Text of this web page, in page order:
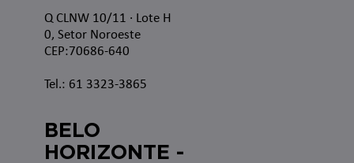
Q CLNW 10/11 · Lote H
0, Setor Noroeste
CEP:70686-640
Tel.: 61 3323-3865
BELO
HORIZONTE -